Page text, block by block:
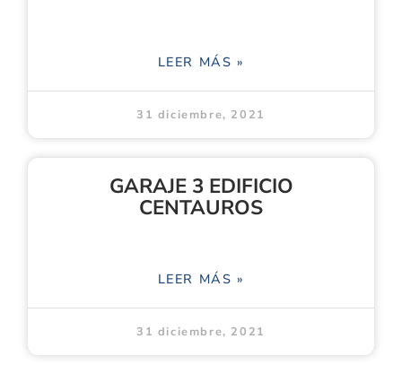
LEER MÁS »
31 diciembre, 2021
GARAJE 3 EDIFICIO
CENTAUROS
LEER MÁS »
31 diciembre, 2021